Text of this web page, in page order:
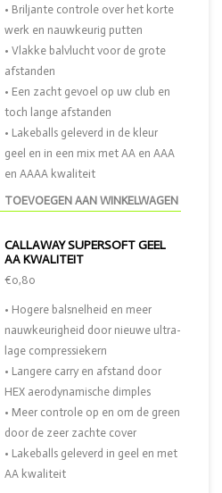
TOEVOEGEN AAN WINKELWAGEN
• Briljante controle over het korte
werk en nauwkeurig putten
• Vlakke balvlucht voor de grote
afstanden
• Een zacht gevoel op uw club en
toch lange afstanden
• Lakeballs geleverd in de kleur
geel en in een mix met AA en AAA
en AAAA kwaliteit
CALLAWAY SUPERSOFT GEEL
AA KWALITEIT
€0,80
• Hogere balsnelheid en meer
nauwkeurigheid door nieuwe ultra-
lage compressiekern
• Langere carry en afstand door
HEX aerodynamische dimples
• Meer controle op en om de green
door de zeer zachte cover
• Lakeballs geleverd in geel en met
AA kwaliteit